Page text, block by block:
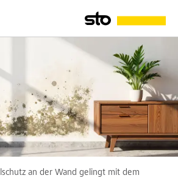
an der Wand gelingt mit dem